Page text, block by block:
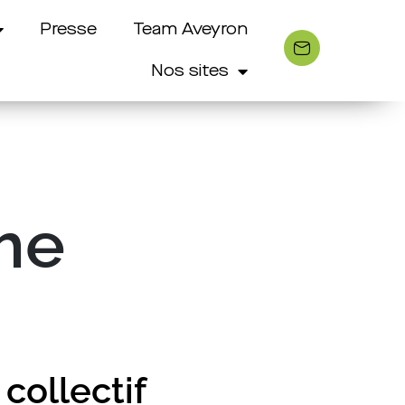
Presse Team Aveyron
Nos sites
collectif